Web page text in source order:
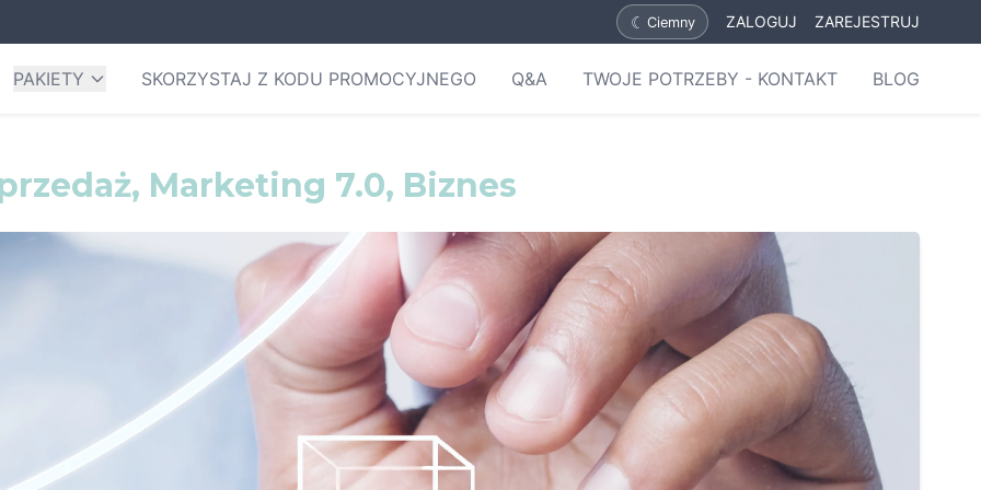
☾ Ciemny ZALOGUJ ZAREJESTRUJ
PAKIETY SKORZYSTAJ Z KODU PROMOCYJNEGO Q&A TWOJE POTRZEBY - KONTAKT BLOG
Marketing 7.0, Biznes